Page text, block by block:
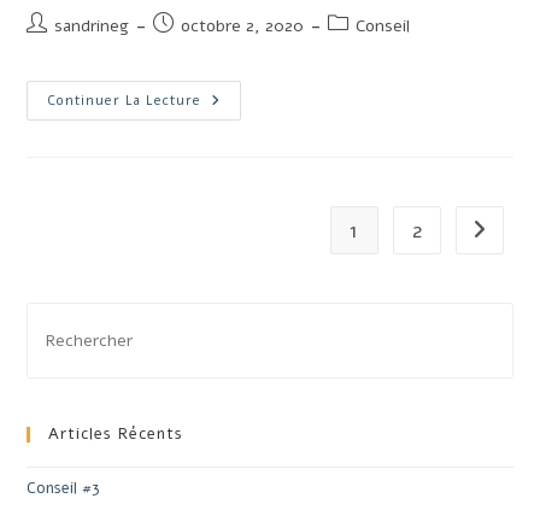
sandrineg octobre 2, 2020 Conseil
Continuer La Lecture
1 2
Articles Récents
Conseil #3